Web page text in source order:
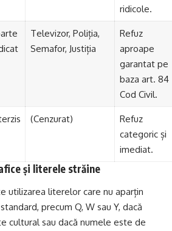
ridicole.
Televizor, Poliția,
Semafor, Justiția
Refuz
aproape
garantat pe
baza art. 84
Cod Civil.
(Cenzurat)
Refuz
categoric și
imediat.
și literele străine
utilizarea literelor care nu aparțin
precum Q, W sau Y, dacă
cultural sau dacă numele este de